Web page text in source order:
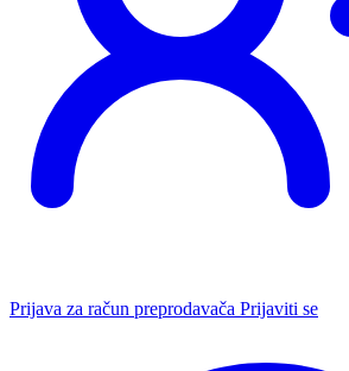
Prijava za račun preprodavača Prijaviti se